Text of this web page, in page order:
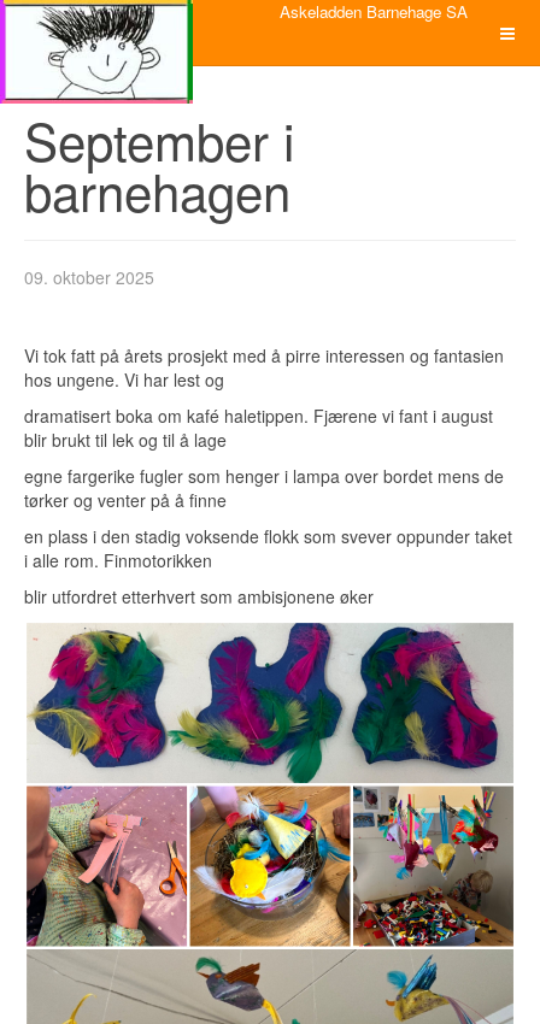
Askeladden Barnehage SA
September i
barnehagen
09. oktober 2025
Vi tok fatt på årets prosjekt med å pirre interessen og fantasien
hos ungene. Vi har lest og
dramatisert boka om kafé haletippen. Fjærene vi fant i august
blir brukt til lek og til å lage
egne fargerike fugler som henger i lampa over bordet mens de
tørker og venter på å finne
en plass i den stadig voksende flokk som svever oppunder taket
i alle rom. Finmotorikken
blir utfordret etterhvert som ambisjonene øker